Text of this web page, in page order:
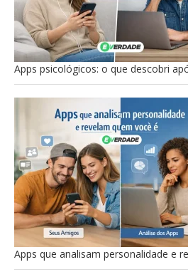
Apps psicológicos: o que descobri
Apps que analisam personalidade e